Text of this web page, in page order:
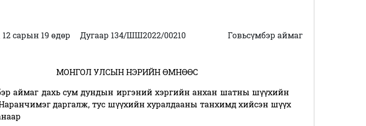
сарын 19 өдөр Дугаар 134/ШШ2022/00210 Говьсүмбэр аймаг
МОНГОЛ УЛСЫН НЭРИЙН ӨМНӨӨС
аймаг дахь сум дундын иргэний хэргийн анхан шатны шүүхийн
даргалж, тус шүүхийн хуралдааны танхимд хийсэн шүүх